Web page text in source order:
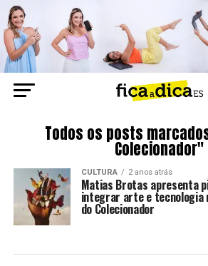
Todos os posts
Colecionador"
CULTURA 2 anos atrás
Matias Brotas apresenta
integrar arte e tecnologia
do Colecionador